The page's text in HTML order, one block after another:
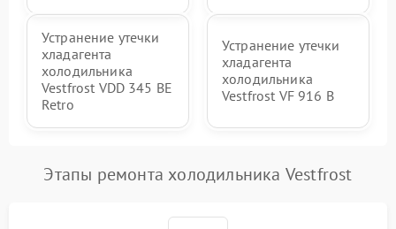
Устранение утечки
хладагента
холодильника
Vestfrost VDD 345 BE
Retro
Устранение утечки
хладагента
холодильника
Vestfrost VF 916 B
Этапы ремонта холодильника Vestfrost